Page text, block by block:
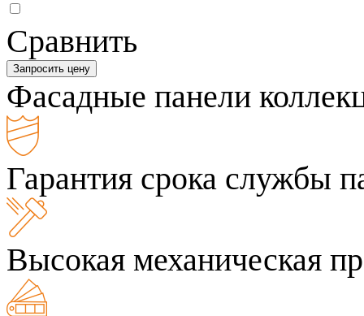
Сравнить
Запросить цену
Фасадные панели
Гарантия срока службы
Высокая механическая